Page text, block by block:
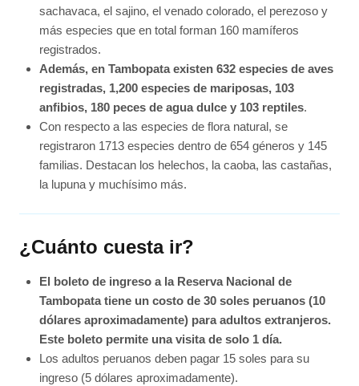
sachavaca, el sajino, el venado colorado, el perezoso y
más especies que en total forman 160 mamíferos
registrados.
Además, en Tambopata existen 632 especies de aves
registradas, 1,200 especies de mariposas, 103
anfibios, 180 peces de agua dulce y 103 reptiles.
Con respecto a las especies de flora natural, se
registraron 1713 especies dentro de 654 géneros y 145
familias. Destacan los helechos, la caoba, las castañas,
la lupuna y muchísimo más.
¿Cuánto cuesta ir?
El boleto de ingreso a la Reserva Nacional de
Tambopata tiene un costo de 30 soles peruanos (10
dólares aproximadamente) para adultos extranjeros.
Este boleto permite una visita de solo 1 día.
Los adultos peruanos deben pagar 15 soles para su
ingreso (5 dólares aproximadamente).